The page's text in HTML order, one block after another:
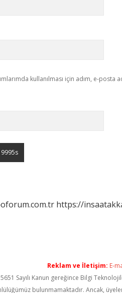
kullanılması için adım, e-posta
https://
Reklam ve İletişim: E-
Sayılı Kanun gereğince Bilgi
bulunmamaktadır. Ancak,